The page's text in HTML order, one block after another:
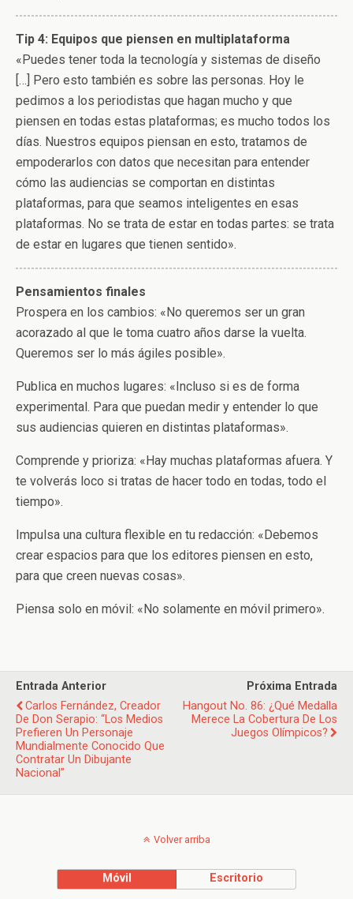
Tip 4: Equipos que piensen en multiplataforma
«Puedes tener toda la tecnología y sistemas de diseño
[…] Pero esto también es sobre las personas. Hoy le
pedimos a los periodistas que hagan mucho y que
piensen en todas estas plataformas; es mucho todos los
días. Nuestros equipos piensan en esto, tratamos de
empoderarlos con datos que necesitan para entender
cómo las audiencias se comportan en distintas
plataformas, para que seamos inteligentes en esas
plataformas. No se trata de estar en todas partes: se trata
de estar en lugares que tienen sentido».
Pensamientos finales
Prospera en los cambios: «No queremos ser un gran
acorazado al que le toma cuatro años darse la vuelta.
Queremos ser lo más ágiles posible».
Publica en muchos lugares: «Incluso si es de forma
experimental. Para que puedan medir y entender lo que
sus audiencias quieren en distintas plataformas».
Comprende y prioriza: «Hay muchas plataformas afuera. Y
te volverás loco si tratas de hacer todo en todas, todo el
tiempo».
Impulsa una cultura flexible en tu redacción: «Debemos
crear espacios para que los editores piensen en esto,
para que creen nuevas cosas».
Piensa solo en móvil: «No solamente en móvil primero».
Entrada Anterior
Carlos Fernández, Creador
De Don Serapio: “Los Medios
Prefieren Un Personaje
Mundialmente Conocido Que
Contratar Un Dibujante
Nacional”
Próxima Entrada
Hangout No. 86: ¿Qué Medalla
Merece La Cobertura De Los
Juegos Olímpicos?
Volver arriba
Móvil Escritorio